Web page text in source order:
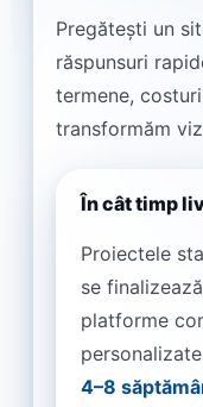
Pregătești un
răspunsuri
termene,
transformăm
În cât timp
Proiectele
se
platforme
4–8